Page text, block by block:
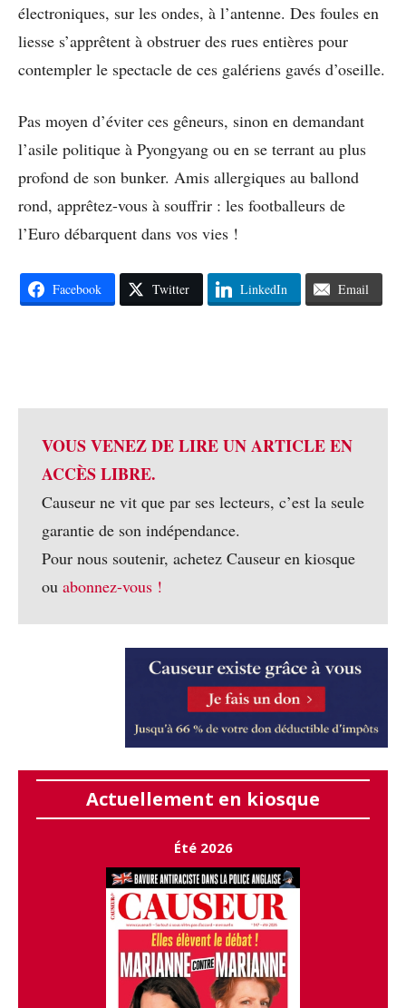
électroniques, sur les ondes, à l’antenne. Des foules en
liesse s’apprêtent à obstruer des rues entières pour
contempler le spectacle de ces galériens gavés d’oseille.
Pas moyen d’éviter ces gêneurs, sinon en demandant
l’asile politique à Pyongyang ou en se terrant au plus
profond de son bunker. Amis allergiques au ballond
rond, apprêtez-vous à souffrir : les footballeurs de
l’Euro débarquent dans vos vies !
Facebook Twitter LinkedIn Email
VOUS VENEZ DE LIRE UN ARTICLE EN
ACCÈS LIBRE.
Causeur ne vit que par ses lecteurs, c’est la seule
garantie de son indépendance.
Pour nous soutenir, achetez Causeur en kiosque
ou abonnez-vous !
Actuellement en kiosque
Été 2026